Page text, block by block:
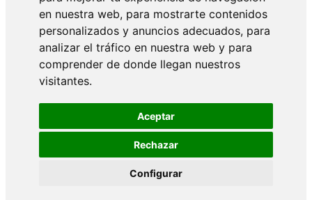
en nuestra web, para mostrarte contenidos
personalizados y anuncios adecuados, para
analizar el tráfico en nuestra web y para
comprender de donde llegan nuestros
visitantes.
Aceptar
Rechazar
Configurar